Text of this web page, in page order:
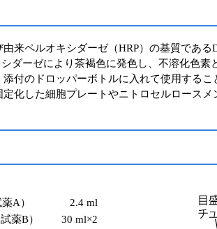
来ペルオキシダーゼ（HRP）の基質であ
シダーゼにより茶褐色に発色し、不溶化色
付のドロッパーボトルに入れて使用するこ
化した細胞プレートやニトロセルロース
A）
2.4 ml
薬B）
30 ml×2